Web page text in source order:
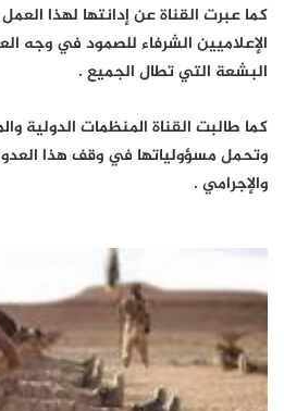
كما عبرت القناة عن إدانتها لهذا
الإعلاميين الشرفاء للصمود في وجه
البشعة التي تطال الجميع .
كما طالبت القناة المنظمات الدولية
وتحمل مسؤولياتها في وقف هذا
والإجرامي .